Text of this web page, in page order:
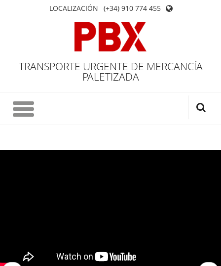
LOCALIZACIÓN (+34) 910 774 455
TRANSPORTE URGENTE DE MERCANCÍA
PALETIZADA